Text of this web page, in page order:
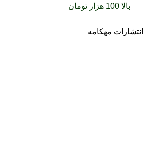
بالا 100 هزار تومان